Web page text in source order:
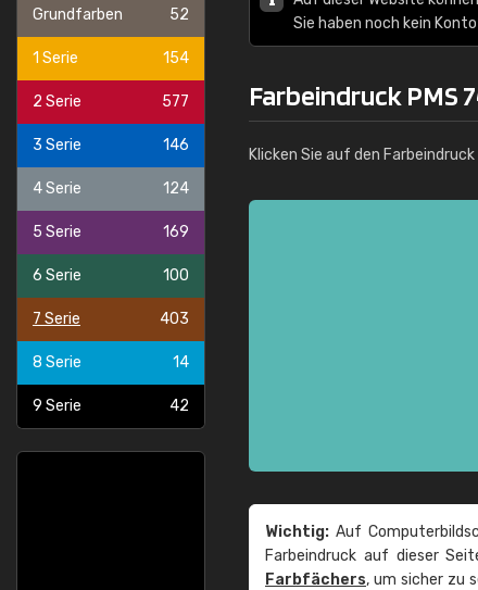
Grundfarben 52
1 Serie 154
2 Serie 577
3 Serie 146
4 Serie 124
5 Serie 169
6 Serie 100
7 Serie 403
8 Serie 14
9 Serie 42
Sie haben noch kein
Farbeindruck PMS
Klicken Sie auf den
Wichtig: Auf
Farbeindruck auf dieser
Farbfächers, um sicher zu